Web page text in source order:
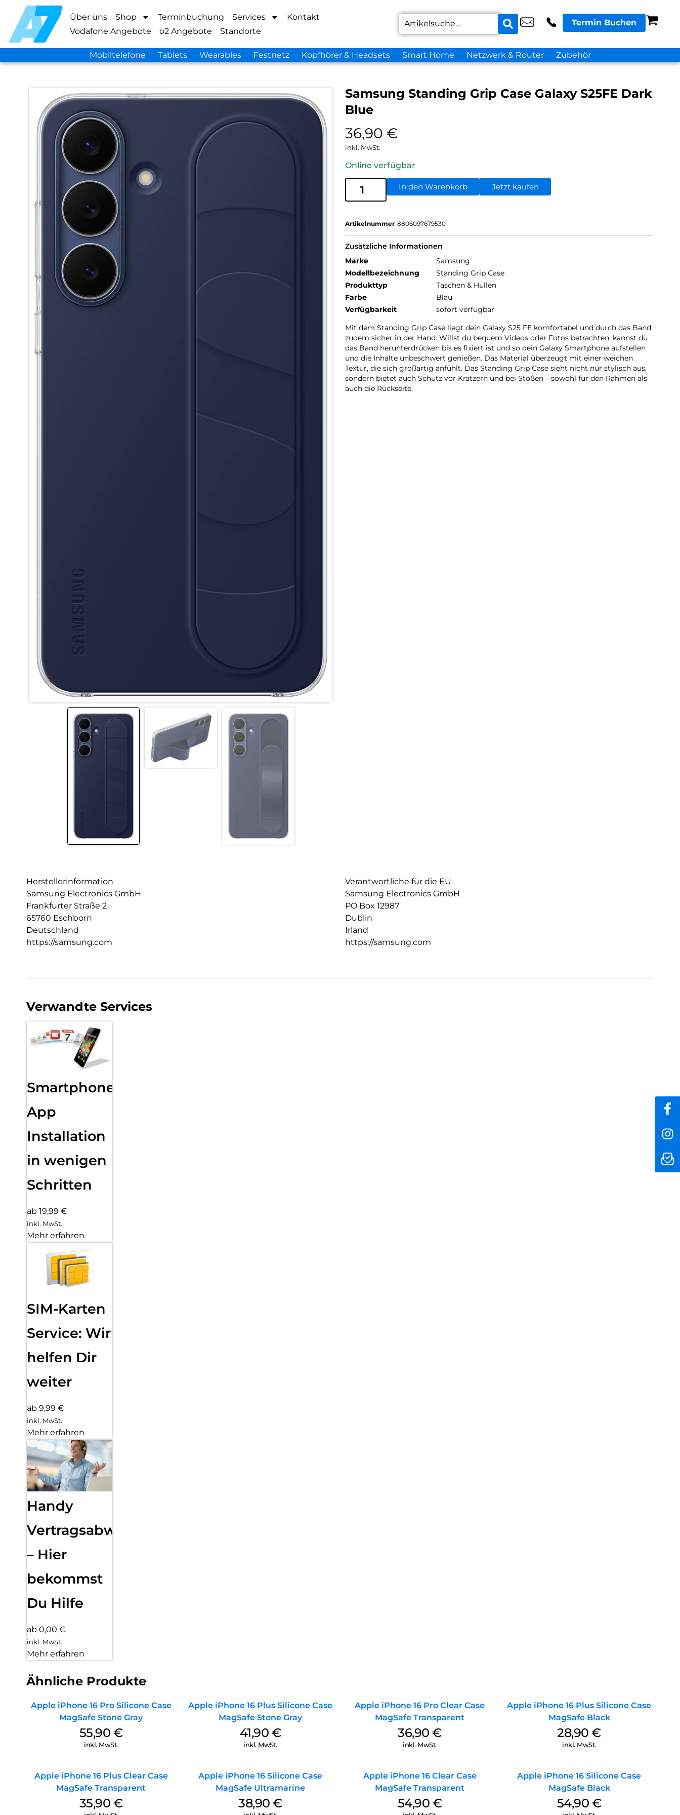
Über uns Shop Terminbuchung Services
Kontakt
Vodafone Angebote
o2 Angebote Standorte
Termin Buchen
Mobiltelefone Tablets Wearables Festnetz Kopfhörer & Headsets Smart Home Netzwerk & Router Zubehör
Samsung Standing Grip Case Galaxy S25FE Dark
Blue
36,90 €
inkl. MwSt.
Online verfügbar
In den Warenkorb Jetzt kaufen
Artikelnummer 8806097679530
Zusätzliche Informationen
Marke
Samsung
Modellbezeichnung
Standing Grip Case
Produkttyp
Taschen & Hüllen
Farbe
Blau
Verfügbarkeit
sofort verfügbar
Mit dem Standing Grip Case liegt dein Galaxy S25 FE komfortabel und durch das Band
zudem sicher in der Hand. Willst du bequem Videos oder Fotos betrachten, kannst du
das Band herunterdrücken bis es fixiert ist und so dein Galaxy Smartphone aufstellen
und die Inhalte unbeschwert genießen. Das Material überzeugt mit einer weichen
Textur, die sich großartig anfühlt. Das Standing Grip Case sieht nicht nur stylisch aus,
sondern bietet auch Schutz vor Kratzern und bei Stößen – sowohl für den Rahmen als
auch die Rückseite.
Herstellerinformation
Samsung Electronics GmbH
Frankfurter Straße 2
65760 Eschborn
Deutschland
https://samsung.com
Verantwortliche für die EU
Samsung Electronics GmbH
PO Box 12987
Dublin
Irland
https://samsung.com
Verwandte Services
Smartphone
App
Installation
in wenigen
Schritten
ab 19,99 €
inkl. MwSt.
Mehr erfahren
SIM-Karten
Service: Wir
helfen Dir
weiter
ab 9,99 €
inkl. MwSt.
Mehr erfahren
Handy
Vertragsabwicklung
– Hier
bekommst
Du Hilfe
ab 0,00 €
inkl. MwSt.
Mehr erfahren
Ähnliche Produkte
Apple iPhone 16 Pro Silicone Case
MagSafe Stone Gray
55,90 €
inkl. MwSt.
Apple iPhone 16 Plus Silicone Case
MagSafe Stone Gray
41,90 €
inkl. MwSt.
Apple iPhone 16 Pro Clear Case
MagSafe Transparent
36,90€
inkl. MwSt.
Apple iPhone 16 Plus Silicone Case
MagSafe Black
28,90€
inkl. MwSt.
Apple iPhone 16 Plus Clear Case
MagSafe Transparent
35,90 €
Apple iPhone 16 Silicone Case
MagSafe Ultramarine
38,90€
Apple iPhone 16 Clear Case
MagSafe Transparent
54,90 €
Apple iPhone 16 Silicone Case
MagSafe Black
54,90 €